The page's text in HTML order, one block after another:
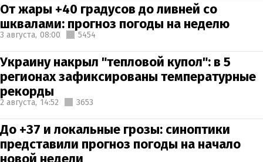
От жары +40 градусов до ливней со
шквалами: прогноз погоды на неделю
3 августа, 08:00 5454
Украину накрыл "тепловой купол": в 5
регионах зафиксированы температурные
рекорды
2 августа, 14:52 3653
До +37 и локальные грозы: синоптики
представили прогноз погоды на начало
новой недели